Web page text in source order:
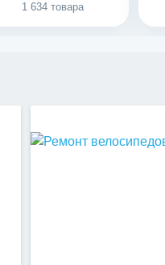
1 634 товара